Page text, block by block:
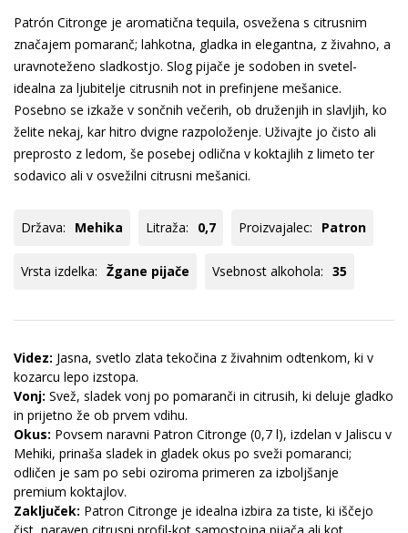
Patrón Citronge je aromatična tequi­la, osvežena s citrusnim
značajem pomaranč; lahkotna, gladka in elegantna, z živahno, a
uravnoteženo sladkostjo. Slog pijače je sodoben in svetel-
idealna za ljubitelje citrusnih not in prefinjene mešanice.
Posebno se izkaže v sončnih večerih, ob druženjih in slavljih, ko
želite nekaj, kar hitro dvigne razpoloženje. Uživajte jo čisto ali
preprosto z ledom, še posebej odlična v koktajlih z limeto ter
sodavico ali v osvežilni citrusni mešanici.
Država: Mehika Litraža: 0,7 Proizvajalec: Patron
Vrsta izdelka: Žgane pijače Vsebnost alkohola: 35
Videz: Jasna, svetlo zlata tekočina z živahnim odtenkom, ki v
kozarcu lepo izstopa.
Vonj: Svež, sladek vonj po pomaranči in citrusih, ki deluje gladko
in prijetno že ob prvem vdihu.
Okus: Povsem naravni Patron Citronge (0,7 l), izdelan v Jaliscu v
Mehiki, prinaša sladek in gladek okus po sveži pomaranci;
odličen je sam po sebi oziroma primeren za izboljšanje
premium koktajlov.
Zaključek: Patron Citronge je idealna izbira za tiste, ki iščejo